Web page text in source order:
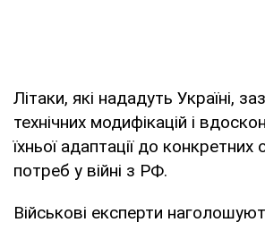
Літаки, які нададуть Україні,
технічних модифікацій і
їхньої адаптації до конкретних
потреб у війні з РФ.
Військові експерти